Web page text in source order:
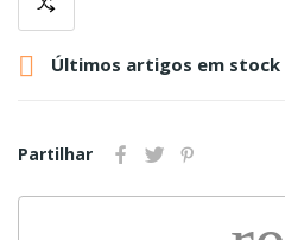
 Últimos artigos em stock
Partilhar